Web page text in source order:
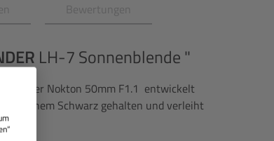
Bewertungen
LH-7 Sonnenblende "
Nokton 50mm F1.1 entwickelt
Schwarz gehalten und verleiht